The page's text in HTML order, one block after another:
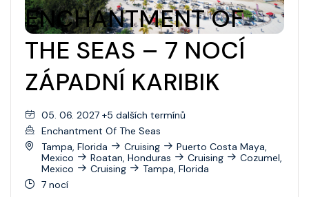
Wonder Of The Seas
Celebrity Apex
Celebrity Ascent
Celebrity Beyond
Celebrity Boundless
Celebrity Compass
Celebrity Constellation
ENCHANTMENT OF
THE SEAS – 7 NOCÍ
ZÁPADNÍ KARIBIK
05. 06. 2027 +5 dalších termínů
Enchantment Of The Seas
Tampa, Florida
Cruising
Puerto Costa Maya,
Mexico
Roatan, Honduras Cruising
Cozumel,
Mexico
Cruising
Tampa, Florida
7 nocí